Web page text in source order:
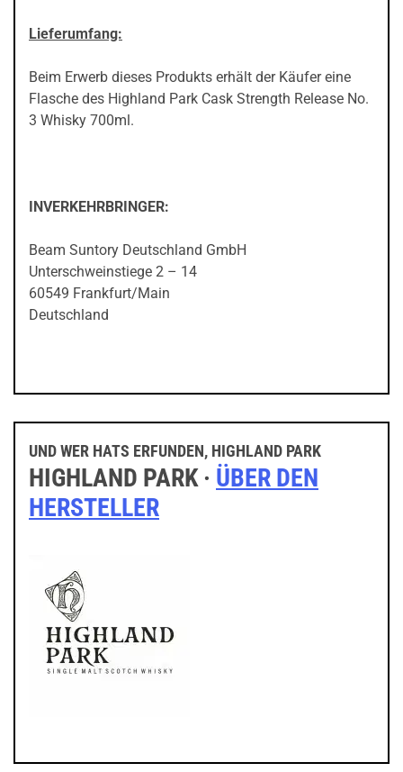
Lieferumfang:
Beim Erwerb dieses Produkts erhält der Käufer eine
Flasche des Highland Park Cask Strength Release No.
3 Whisky 700ml.
INVERKEHRBRINGER:
Beam Suntory Deutschland GmbH
Unterschweinstiege 2 – 14
60549 Frankfurt/Main
Deutschland
UND WER HATS ERFUNDEN, HIGHLAND PARK
HIGHLAND PARK · ÜBER DEN
HERSTELLER